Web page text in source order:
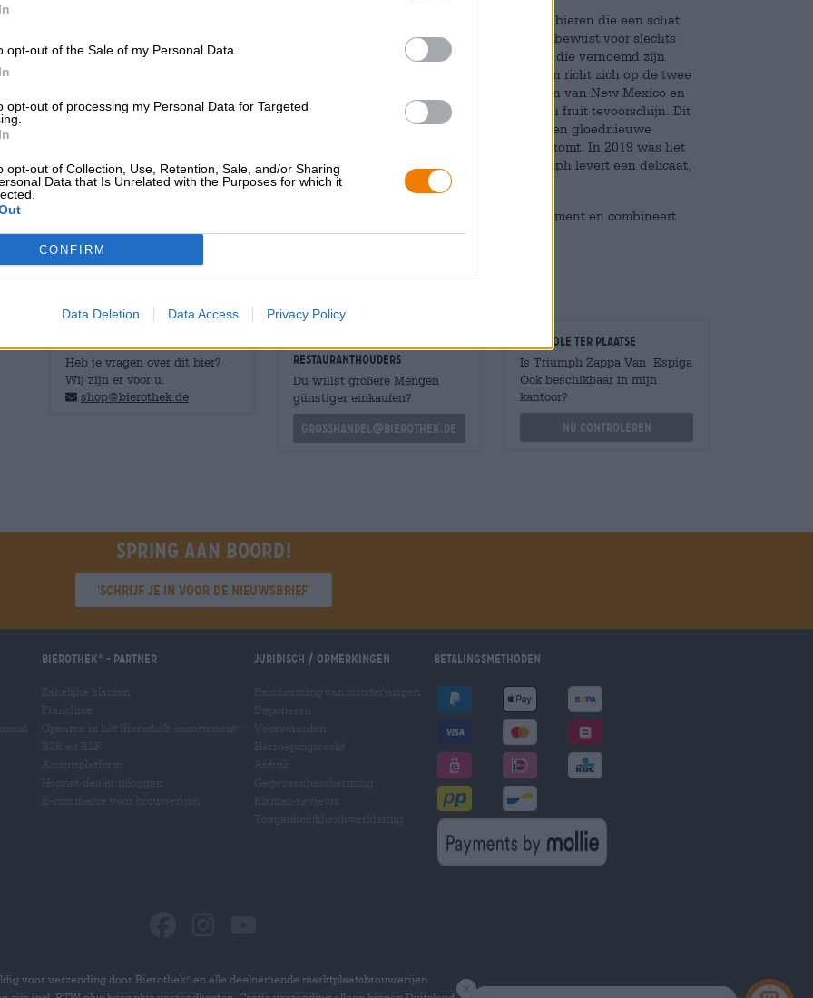
opt-out of the Sale of my Personal Data.
opt-out of processing my Personal Data for Targeted
opt-out of Collection, Use, Retention, Sale, and/or Sharing
Data that Is Unrelated with the Purposes for which it
CONFIRM
Data Deletion Data Access Privacy Policy
Eén van deze brouwerijen is Espiga uit Spanje. Het team maakt een assortiment bieren die een schat
aan verschillende soorten hop bevatten, maar voor hun nieuwste serie kozen ze bewust voor slechts
twee varianten per bier. Tot nu toe omvat deze DUAL HOPS-collectie drie bieren die vernoemd zijn
naar de hopsoorten die erin verwerkt zijn. Triumph en Zappa is het derde deel en richt zich op de twee
gelijknamige varianten van groen goud. Zappa komt oorspronkelijk uit de bergen van New Mexico en
tovert in het bier tonen van passievrucht, wilde munt, warme kruiden en tropisch fruit tevoorschijn. Dit
opwindende profiel harmonieert wonderwel met dat van Triumph. Deze hop is een gloednieuwe
variëteit waar al bijna twintig jaar aan wordt gewerkt voordat deze op de markt komt. In 2019 was het
zover en sloeg de kruising tussen diverse klassieke rassen in als een bom. Triumph levert een delicaat,
fijn aroma van zongerijpte sinaasappelen, limoenen en perziken.
Triumph Zappa presenteert ons de twee hoofdrolspelers in hun volledige assortiment en combineert
fruitige frisheid, kruiden en specerijen tot een heerlijk biergenot.
Heb je vragen over dit bier?
Wij zijn er voor u.
shop@bierothek.de
restauranthouders
Du willst größere Mengen
günstiger einkaufen?
grosshandel@bierothek.de
Controle ter plaatse
Is Triumph Zappa Van Espiga
Ook beschikbaar in mijn
kantoor?
Nu controleren
Spring aan boord!
'Schrijf je in voor de nieuwsbrief'
Bierothek - Partner Juridisch / Opmerkingen Betalingsmethoden
voor verzending door Bierothek
en alle deelnemende marktplaatsbrouwerijen